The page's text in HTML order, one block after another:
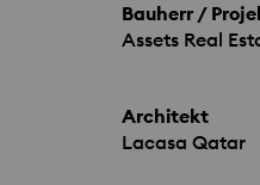
Bauherr /
Assets Real
Architekt
Lacasa Qatar